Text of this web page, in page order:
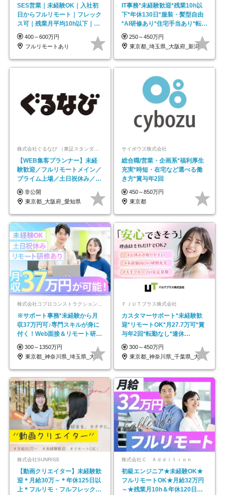
SES営業｜未経験OK｜入社初
日からフルリモート｜フレック
ス可｜残業月平均10h以下｜事
業立ち上げメンバー
400～600万円
フルリモートあり
IT事務*未経験歓迎*残業10h以
下*年休130日*服装・髪型自由
*AI研修あり*住宅手当あり*転勤
なし
250～450万円
東京都_埼玉県_大阪府_新潟県_福岡県
株式会社ぐるなび （東証スタンダード上場）
【WEB集客プランナー】未経
験歓迎／フルリモートメイン／
プライム上場／土日祝休み／東
京・大阪・名古屋
非公開
東京都_大阪府_愛知県
サイボウズ株式会社
総合職/営業・企画系*福利厚生
充実*時短・在宅など選べる働
き方*賞与年2回
450～850万円
東京都
株式会社コプロコンストラクション【東証プライム上場コプロ・ホールディングス子会社】
※サポート事務*未経験から月
収37万円可♪専門スキルが身に
付く！Web面接＆リモート研修
も充実♪/a
300～1350万円
東京都_神奈川県_埼玉県_大阪府_愛知県…
ＦＪＵＴプラス株式会社
カスタマーサポート*未経験歓
迎*リモートOK*月27.7万可*賞
与年2回*転勤なし*連休
OK/ZE010232
300～450万円
東京都_神奈川県_千葉県_大阪府_愛知県…
株式会社SUNRISE
【動画クリエイター】未経験歓
迎＊月給30万～＊年休125日以
上＊フルリモ・フルフレックス
株式会社Ｃ Ａｄｄｉｔｉｏｎ
初級エンジニア★未経験OK★
フルリモートOK★月給32万円
～★残業月10h＆年休120日以